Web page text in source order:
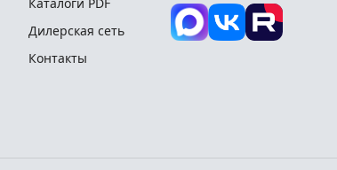
Дилерская сеть
Контакты